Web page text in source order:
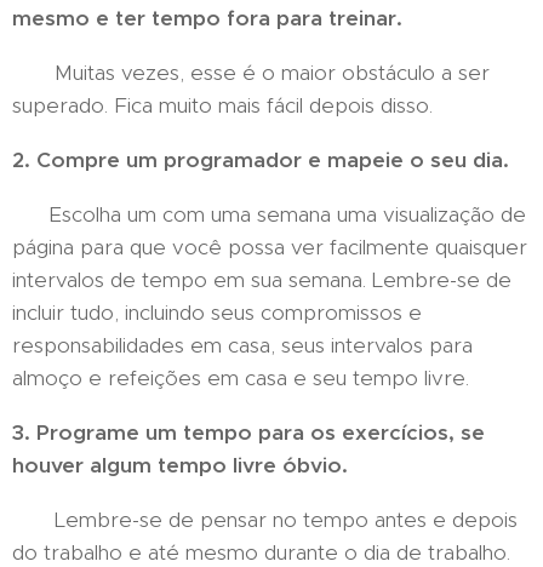
mesmo e ter tempo fora para treinar.
Muitas vezes, esse é o maior obstáculo a ser
superado. Fica muito mais fácil depois disso.
2. Compre um programador e mapeie o seu dia.
Escolha um com uma semana uma visualização de
página para que você possa ver facilmente quaisquer
intervalos de tempo em sua semana. Lembre-se de
incluir tudo, incluindo seus compromissos e
responsabilidades em casa, seus intervalos para
almoço e refeições em casa e seu tempo livre.
3. Programe um tempo para os exercícios, se
houver algum tempo livre óbvio.
Lembre-se de pensar no tempo antes e depois
do trabalho e até mesmo durante o dia de trabalho.